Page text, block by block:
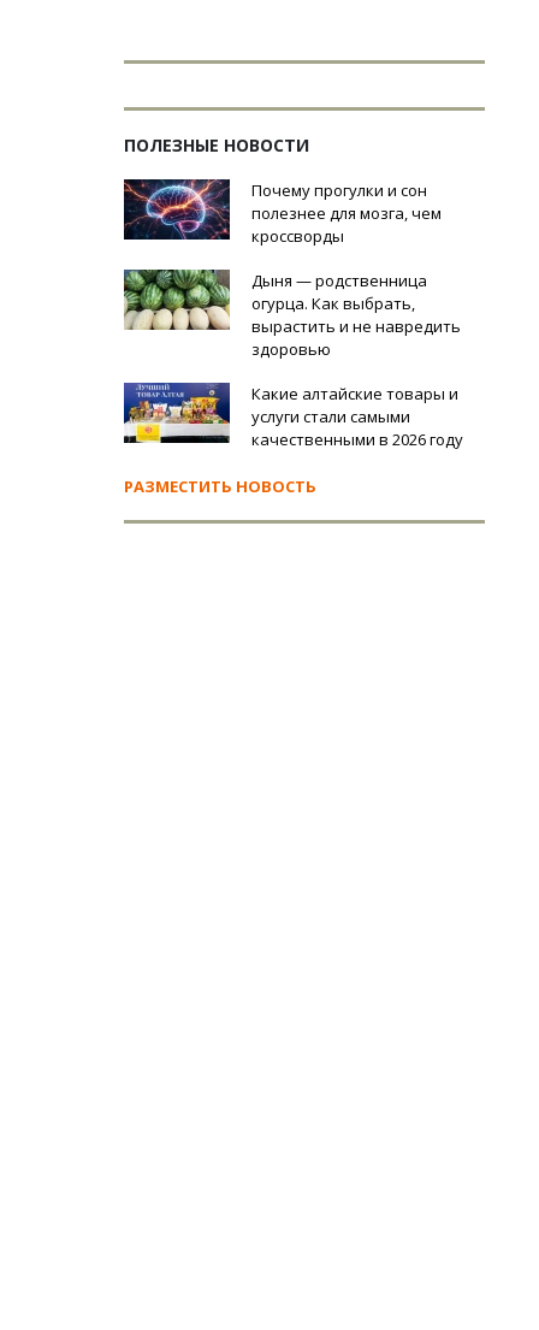
ПОЛЕЗНЫЕ НОВОСТИ
Почему прогулки и сон
полезнее для мозга, чем
кроссворды
Дыня — родственница
огурца. Как выбрать,
вырастить и не навредить
здоровью
Какие алтайские товары и
услуги стали самыми
качественными в 2026 году
РАЗМЕСТИТЬ НОВОСТЬ